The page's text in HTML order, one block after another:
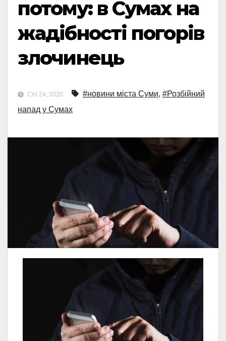
потому: в Сумах на
жадібності погорів
злочинець
СІЧ 24, 2020 #новини міста Суми, #Розбійний
напад у Сумах